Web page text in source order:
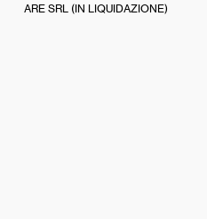
ARE SRL (IN LIQUIDAZIONE)